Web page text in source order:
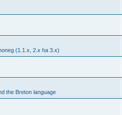
(1.1.x, 2.x ha 3.x)
the Breton language